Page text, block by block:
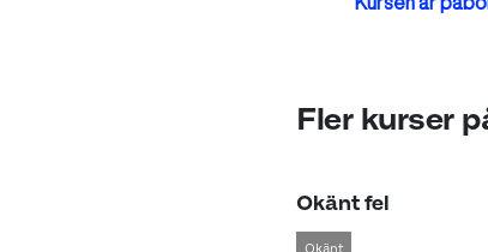
Fler kurser
Okänt fel
Okänt